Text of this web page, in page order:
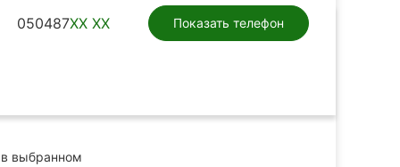
050487XX XX Показать телефон
в выбранном